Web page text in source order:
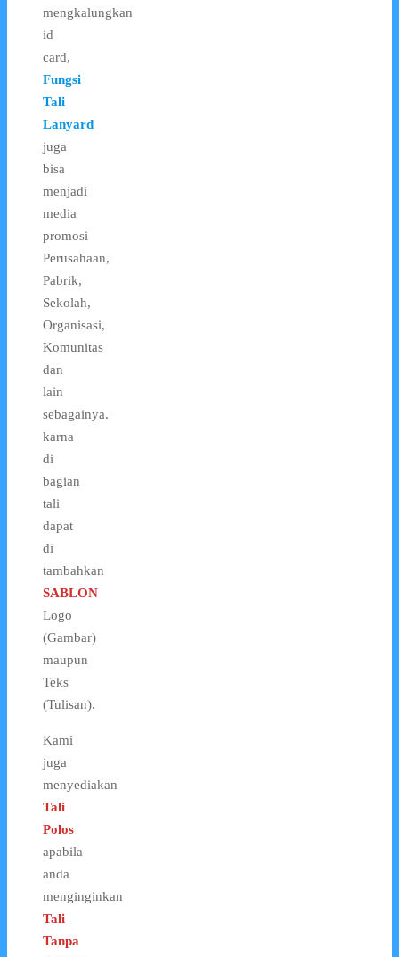
mengkalungkan
id
card,
Fungsi
Tali
Lanyard
juga
bisa
menjadi
media
promosi
Perusahaan,
Pabrik,
Sekolah,
Organisasi,
Komunitas
dan
lain
sebagainya.
karna
di
bagian
tali
dapat
di
tambahkan
SABLON
Logo
(Gambar)
maupun
Teks
(Tulisan).
Kami
juga
menyediakan
Tali
Polos
apabila
anda
menginginkan
Tali
Tanpa